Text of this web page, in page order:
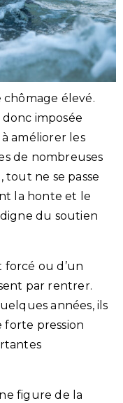
élevé.
donc imposée
améliorer les
de nombreuses
tout ne se passe
la honte et le
du soutien
forcé ou d’un
par rentrer.
années, ils
forte pression
figure de la